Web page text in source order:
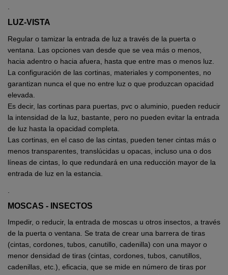
.
LUZ-VISTA
Regular o tamizar la entrada de luz a través de la puerta o
ventana. Las opciones van desde que se vea más o menos,
hacia adentro o hacia afuera, hasta que entre mas o menos luz.
La configuración de las cortinas, materiales y componentes, no
garantizan nunca el que no entre luz o que produzcan opacidad
elevada.
Es decir, las cortinas para puertas, pvc o aluminio, pueden reducir
la intensidad de la luz, bastante, pero no pueden evitar la entrada
de luz hasta la opacidad completa.
Las cortinas, en el caso de las cintas, pueden tener cintas más o
menos transparentes, translúcidas u opacas, incluso una o dos
líneas de cintas, lo que redundará en una reducción mayor de la
entrada de luz en la estancia.
MOSCAS - INSECTOS
Impedir, o reducir, la entrada de moscas u otros insectos, a través
de la puerta o ventana. Se trata de crear una barrera de tiras
(cintas, cordones, tubos, canutillo, cadenilla) con una mayor o
menor densidad de tiras (cintas, cordones, tubos, canutillos,
cadenillas, etc.), eficacia, que se mide en número de tiras por